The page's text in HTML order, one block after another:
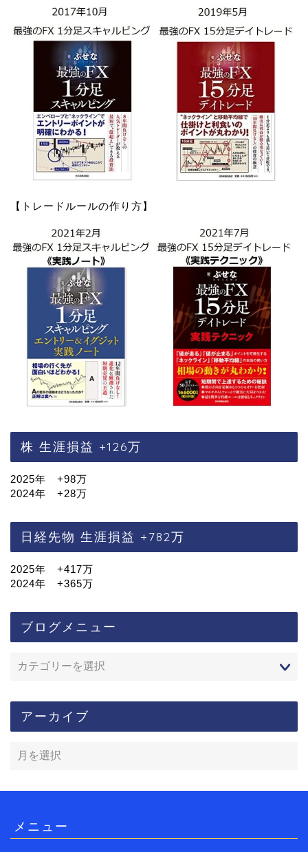
【トレードルールの作り方】
株 生涯損益 +126万
2025年 +98万
2024年 +28万
日経先物 生涯損益 +782万
2025年 +417万
2024年 +365万
ブログメニュー
アーカイブ
メニュー